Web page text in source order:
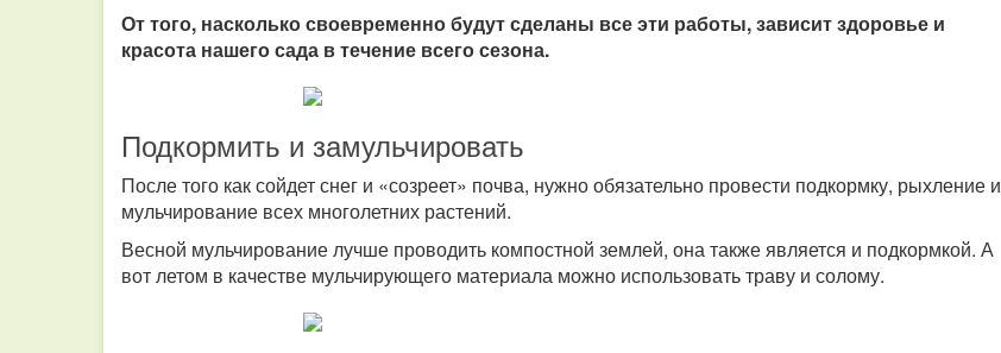
От того, насколько своевременно будут сделаны все эти работы, зависит здоровье и
красота нашего сада в течение всего сезона.
Подкормить и замульчировать
После того как сойдет снег и «созреет» почва, нужно обязательно провести подкормку, рыхление и
мульчирование всех многолетних растений.
Весной мульчирование лучше проводить компостной землей, она также является и подкормкой. А
вот летом в качестве мульчирующего материала можно использовать траву и солому.